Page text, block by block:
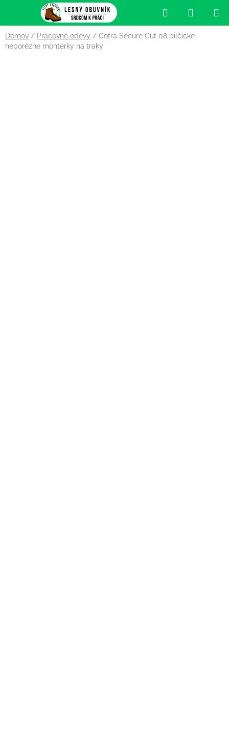
obsah
Hľadať
KOŠÍK
Domov / Pracovné odevy / Cofra Secure Cut 08 pilčícke
neporézne montérky na traky